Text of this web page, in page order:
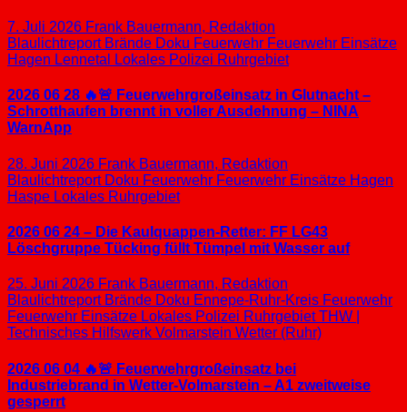
7. Juli 2026 Frank Bauermann, Redaktion
Blaulichtreport Brände Doku Feuerwehr Feuerwehr Einsätze
Hagen Lennetal Lokales Polizei Ruhrgebiet
2026 06 28 🔥🚨 Feuerwehrgroßeinsatz in Glutnacht –
Schrotthaufen brennt in voller Ausdehnung – NINA
WarnApp
28. Juni 2026 Frank Bauermann, Redaktion
Blaulichtreport Doku Feuerwehr Feuerwehr Einsätze Hagen
Haspe Lokales Ruhrgebiet
2026 06 24 – Die Kaulquappen-Retter: FF LG43
Löschgruppe Tücking füllt Tümpel mit Wasser auf
25. Juni 2026 Frank Bauermann, Redaktion
Blaulichtreport Brände Doku Ennepe-Ruhr-Kreis Feuerwehr
Feuerwehr Einsätze Lokales Polizei RuhrgebietTHW |
Technisches Hilfswerk Volmarstein Wetter (Ruhr)
2026 06 04 🔥🚨 Feuerwehrgroßeinsatz bei
Industriebrand in Wetter-Volmarstein – A1 zweitweise
gesperrt